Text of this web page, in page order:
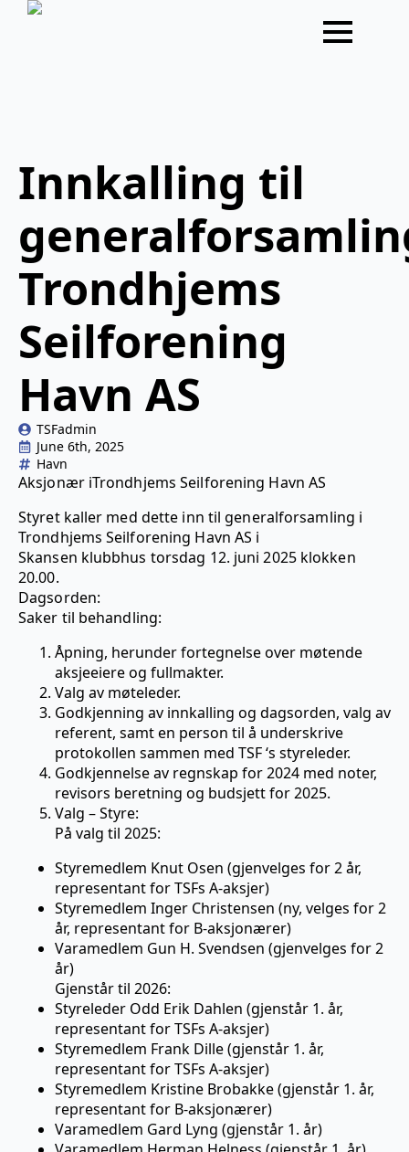
Innkalling til
Trondhjems
Seilforening
Havn AS
TSFadmin
June 6th, 2025
Havn
Aksjonær iTrondhjems Seilforening Havn AS
Styret kaller med dette inn til generalforsamling i
Trondhjems Seilforening Havn AS i
Skansen klubbhus torsdag 12. juni 2025 klokken
20.00.
Dagsorden:
Saker til behandling:
Åpning, herunder fortegnelse over møtende
aksjeeiere og fullmakter.
Valg av møteleder.
Godkjenning av innkalling og dagsorden, valg av
referent, samt en person til å underskrive
protokollen sammen med TSF ‘s styreleder.
Godkjennelse av regnskap for 2024 med noter,
revisors beretning og budsjett for 2025.
Valg – Styre:
På valg til 2025:
Styremedlem Knut Osen (gjenvelges for 2 år,
representant for TSFs A-aksjer)
Styremedlem Inger Christensen (ny, velges for 2
år, representant for B-aksjonærer)
Varamedlem Gun H. Svendsen (gjenvelges for 2
år)
Gjenstår til 2026:
Styreleder Odd Erik Dahlen (gjenstår 1. år,
representant for TSFs A-aksjer)
Styremedlem Frank Dille (gjenstår 1. år,
representant for TSFs A-aksjer)
Styremedlem Kristine Brobakke (gjenstår 1. år,
representant for B-aksjonærer)
Varamedlem Gard Lyng (gjenstår 1. år)